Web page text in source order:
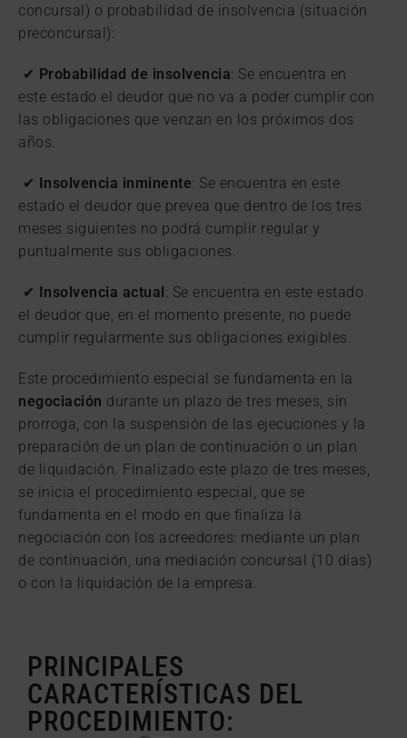
concursal) o probabilidad de insolvencia (situación
preconcursal):
✔ Probabilidad de insolvencia: Se encuentra en
este estado el deudor que no va a poder cumplir con
las obligaciones que venzan en los próximos dos
años.
✔ Insolvencia inminente: Se encuentra en este
estado el deudor que prevea que dentro de los tres
meses siguientes no podrá cumplir regular y
puntualmente sus obligaciones.
✔ Insolvencia actual: Se encuentra en este estado
el deudor que, en el momento presente, no puede
cumplir regularmente sus obligaciones exigibles.
Este procedimiento especial se fundamenta en la
negociación durante un plazo de tres meses, sin
prorroga, con la suspensión de las ejecuciones y la
preparación de un plan de continuación o un plan
de liquidación. Finalizado este plazo de tres meses,
se inicia el procedimiento especial, que se
fundamenta en el modo en que finaliza la
negociación con los acreedores: mediante un plan
de continuación, una mediación concursal (10 días)
o con la liquidación de la empresa.
PRINCIPALES
CARACTERÍSTICAS DEL
PROCEDIMIENTO: